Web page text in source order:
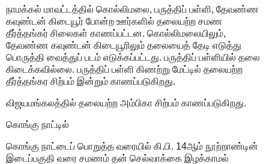
நாமக்கல் மாவட்டத்தில் கொல்லிமலை, பருத்திப் பள்ளி, தேவண்ண
கவுண்டன் கிடையூர் போன்ற ஊர்களில் தலையற்ற சமண
தீர்த்தங்கர் சிலைகள் காணப்பட்டன. கொல்லிமலையிலும்,
தேவண்ண கவுண்டன் கிடையூரிலும் தலையைத் தேடி எடுத்து
பொருத்தி வைத்துப் படம் எடுக்கப்பட்டது. பருத்திப் பள்ளியில் தலை
கிடைக்கவில்லை. பருத்திப் பள்ளி கிணற்று மேட்டில் தலையற்ற
தீர்த்தங்கர சிற்பம் இன்றும் காணப்படுகிறது.
விஜயமங்கலத்தில் தலையற்ற அம்பிகா சிற்பம் காணப்படுகிறது.
கொங்கு நாட்டில்
கொங்கு நாட்டைப் பொறுத்த வரையில் கி.பி. 14ஆம் நூற்றாண்டின்
இடைப்பகுதி வரை சமணம் தன் செல்வாக்கை இழக்காமல்